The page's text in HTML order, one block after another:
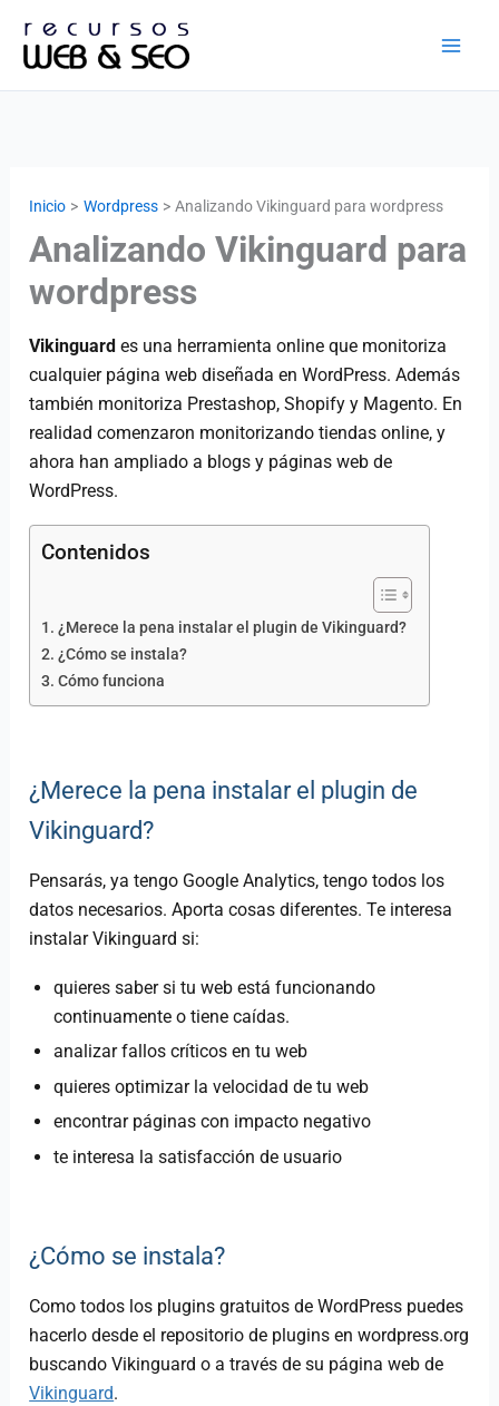
Inicio Wordpress Analizando Vikinguard para wordpress
Analizando Vikinguard para
wordpress
Vikinguard es una herramienta online que monitoriza
cualquier página web diseñada en WordPress. Además
también monitoriza Prestashop, Shopify y Magento. En
realidad comenzaron monitorizando tiendas online, y
ahora han ampliado a blogs y páginas web de
WordPress.
Contenidos
¿Merece la pena instalar el plugin de Vikinguard?
¿Cómo se instala?
Cómo funciona
¿Merece la pena instalar el plugin de
Vikinguard?
Pensarás, ya tengo Google Analytics, tengo todos los
datos necesarios. Aporta cosas diferentes. Te interesa
instalar Vikinguard si:
quieres saber si tu web está funcionando
continuamente o tiene caídas.
analizar fallos críticos en tu web
quieres optimizar la velocidad de tu web
encontrar páginas con impacto negativo
te interesa la satisfacción de usuario
¿Cómo se instala?
Como todos los plugins gratuitos de WordPress puedes
hacerlo desde el repositorio de plugins en wordpress.org
buscando Vikinguard o a través de su página web de
Vikinguard.